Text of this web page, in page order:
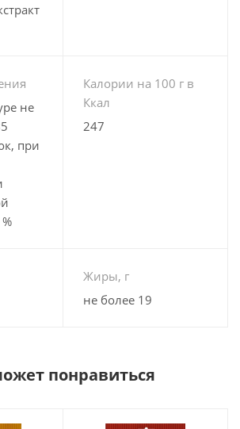
не
при
Калории на 100 г в
Ккал
247
Жиры, г
не более 19
понравиться